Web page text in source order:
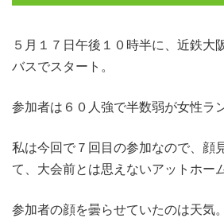
５月１７日午後１０時半に、近鉄大
バスでスタート。
参加者は６０人強で半数弱が女性ラ
私は今回で７回目の参加なので、顔
て、大会前とは思えないアットホー
参加者の顔を曇らせていたのは天気。